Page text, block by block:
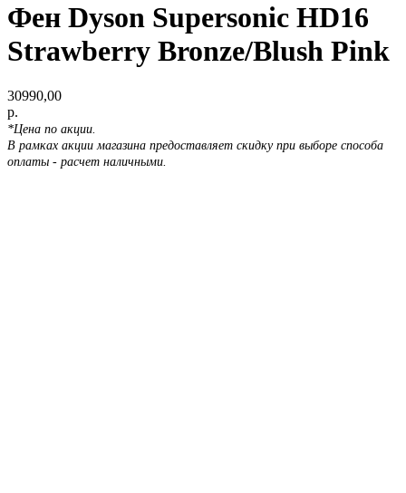
Фен Dyson Supersonic HD16
Strawberry Bronze/Blush Pink
30990,00
р.
*Цена по акции.
В рамках акции магазина предоставляет скидку при выборе способа
оплаты - расчет наличными.